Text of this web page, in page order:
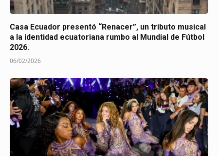
Casa Ecuador presentó “Renacer”, un tributo musical
a la identidad ecuatoriana rumbo al Mundial de Fútbol
2026.
06/02/2026